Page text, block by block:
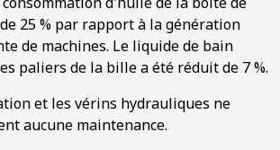
25 % par rapport à la génération
de machines. Le liquide de bain
paliers de la bille a été réduit de 7 %.
et les vérins hydrauliques ne
aucune maintenance.